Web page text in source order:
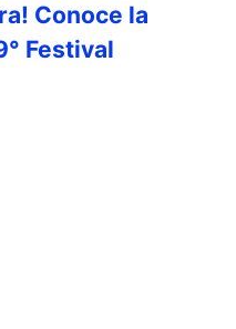
Conoce la
Festival